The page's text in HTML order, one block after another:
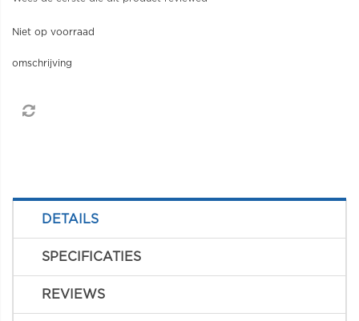
Niet op voorraad
omschrijving
DETAILS
SPECIFICATIES
REVIEWS